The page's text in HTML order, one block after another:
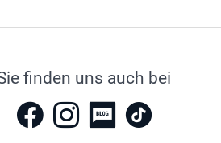
finden uns auch bei